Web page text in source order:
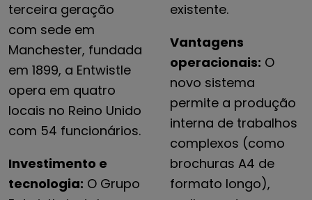
terceira geração
com sede em
Manchester, fundada
em 1899, a Entwistle
opera em quatro
locais no Reino Unido
com 54 funcionários.
Investimento e
tecnologia: O Grupo
existente.
Vantagens
operacionais: O
novo sistema
permite a produção
interna de trabalhos
complexos (como
brochuras A4 de
formato longo),